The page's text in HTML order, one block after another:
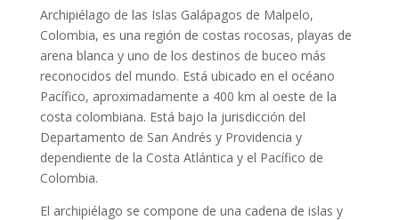
Archipiélago de las Islas Galápagos de Malpelo,
Colombia, es una región de costas rocosas, playas de
arena blanca y uno de los destinos de buceo más
reconocidos del mundo. Está ubicado en el océano
Pacífico, aproximadamente a 400 km al oeste de la
costa colombiana. Está bajo la jurisdicción del
Departamento de San Andrés y Providencia y
dependiente de la Costa Atlántica y el Pacífico de
Colombia.
El archipiélago se compone de una cadena de islas y